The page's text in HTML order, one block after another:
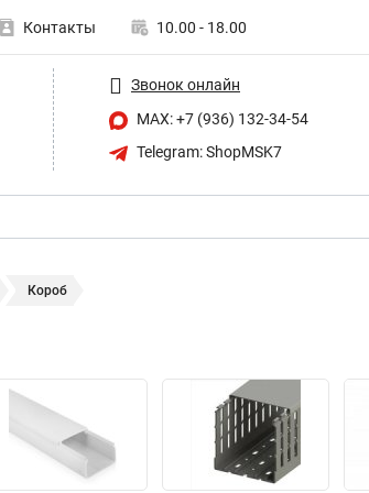
Контакты 10.00 - 18.00
Звонок онлайн
MAX: +7 (936) 132-34-54
Telegram: ShopMSK7
Короб